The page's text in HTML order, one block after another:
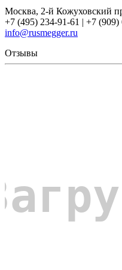
Москва, 2-й Кожуховский
+7 (495) 234-91-61 | +7 (909)
info@rusmegger.ru
Отзывы